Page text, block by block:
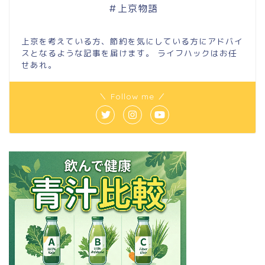
＃上京物語
上京を考えている方、節約を気にしている方にアドバイ
スとなるような記事を届けます。 ライフハックはお任
せあれ。
＼ Follow me ／